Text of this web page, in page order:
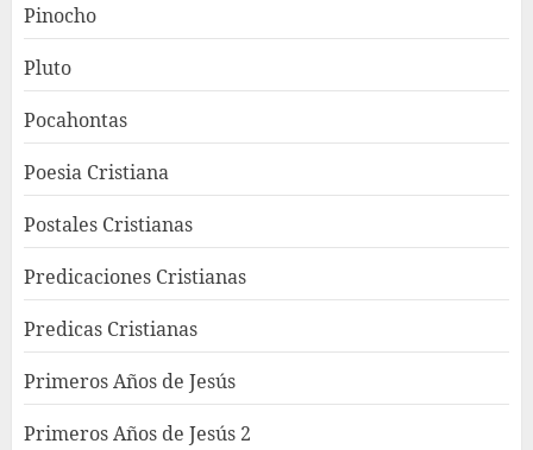
Pinocho
Pluto
Pocahontas
Poesia Cristiana
Postales Cristianas
Predicaciones Cristianas
Predicas Cristianas
Primeros Años de Jesús
Primeros Años de Jesús 2